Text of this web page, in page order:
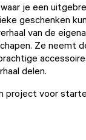
je een
geschenken
van de
Ze neemt
delen.
project voor